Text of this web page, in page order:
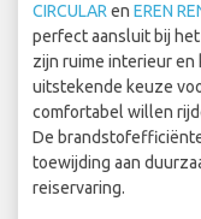
CIRCULAR en EREN
perfect aansluit bij
zijn ruime interieur en
uitstekende keuze
comfortabel willen
De
toewijding aan
reiservaring.